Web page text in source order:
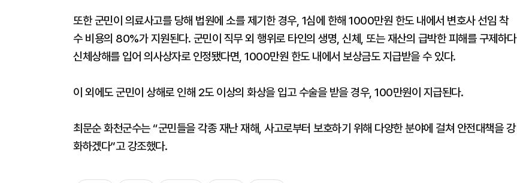
또한 군민이 의료사고를 당해 법원에 소를 제기한 경우, 1심에 한해 1000만원 한도 내에서 변호사 선임 착
수 비용의 80%가 지원된다. 군민이 직무 외 행위로 타인의 생명, 신체, 또는 재산의 급박한 피해를 구제하다
신체상해를 입어 의사상자로 인정됐다면, 1000만원 한도 내에서 보상금도 지급받을 수 있다.
이 외에도 군민이 상해로 인해 2도 이상의 화상을 입고 수술을 받을 경우, 100만원이 지급된다.
최문순 화천군수는 “군민들을 각종 재난 재해, 사고로부터 보호하기 위해 다양한 분야에 걸쳐 안전대책을 강
화하겠다”고 강조했다.